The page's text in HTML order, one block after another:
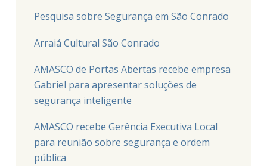
Pesquisa sobre Segurança em São Conrado
Arraiá Cultural São Conrado
AMASCO de Portas Abertas recebe empresa
Gabriel para apresentar soluções de
segurança inteligente
AMASCO recebe Gerência Executiva Local
para reunião sobre segurança e ordem
pública